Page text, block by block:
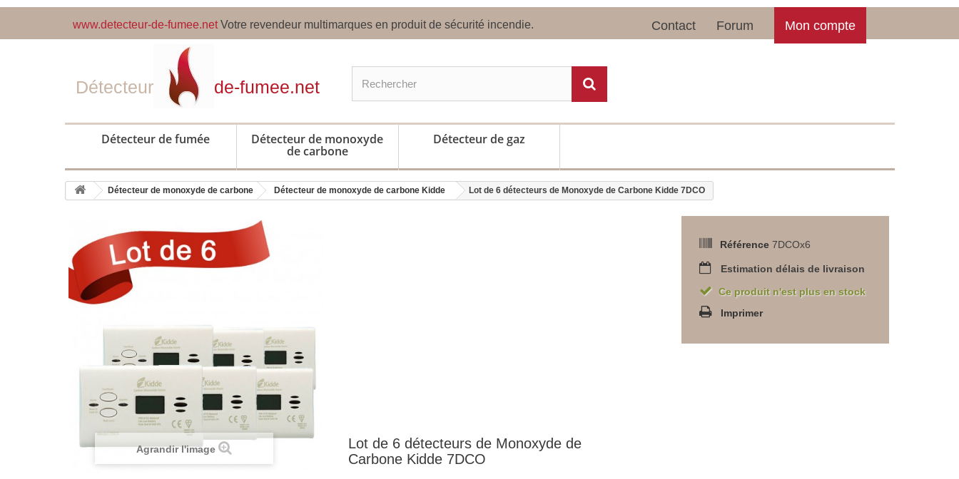
www.detecteur-de-fumee.netVotre revendeur multimarques en produit de sécurité incendie. Mon compte
Forum
Contact
Détecteur de-fumee.net
Détecteur de fumée Détecteur de monoxyde
de carbone
Détecteur de gaz
Détecteur de monoxyde de carbone Détecteur de monoxyde de carbone Kidde Lot de 6 détecteurs de Monoxyde de Carbone Kidde 7DCO
Agrandir l'image
Lot de 6 détecteurs de Monoxyde de
Carbone Kidde 7DCO
Référence 7DCOx6
Estimation délais de livraison
Ce produit n'est plus en stock
Imprimer